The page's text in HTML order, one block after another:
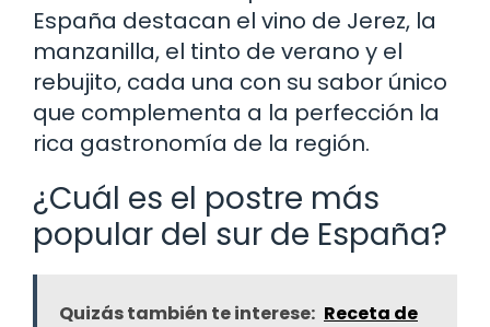
España destacan el vino de Jerez, la
manzanilla, el tinto de verano y el
rebujito, cada una con su sabor único
que complementa a la perfección la
rica gastronomía de la región.
¿Cuál es el postre más
popular del sur de España?
Quizás también te interese: Receta de